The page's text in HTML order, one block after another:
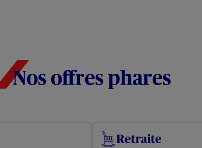
Nos offres phares
Retraite